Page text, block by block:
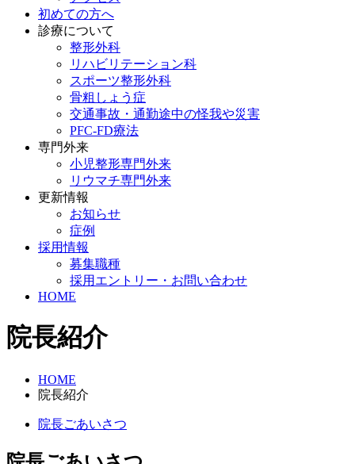
初めての方へ
診療について
整形外科
リハビリテーション科
スポーツ整形外科
骨粗しょう症
交通事故・通勤途中の怪我や災害
PFC-FD療法
専門外来
小児整形専門外来
リウマチ専門外来
更新情報
お知らせ
症例
採用情報
募集職種
採用エントリー・お問い合わせ
HOME
院長紹介
HOME
院長紹介
院長ごあいさつ